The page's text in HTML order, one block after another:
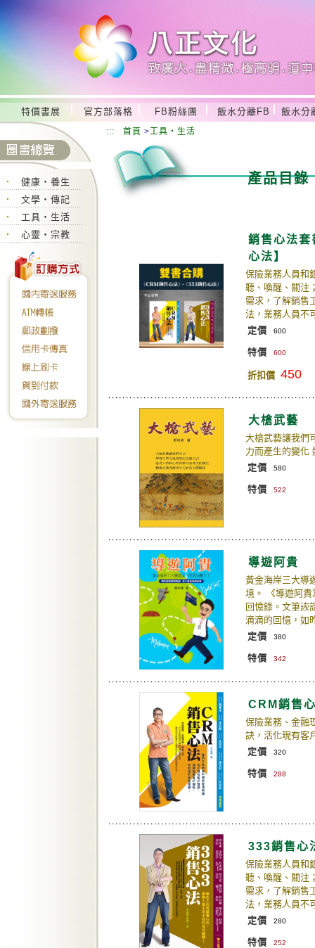
特價書展 官方部落格 FB粉絲團 飯水分離FB 飯水分
健康‧養生
文學‧傳記
工具‧生活
心靈‧宗教
::: 首頁 >工具‧生活
產品目錄
銷售心法
心法】
保險業務人員和
聽、喚醒、關注
需求，了解銷售
法，業務人員不
定價
600
特價 600
折扣價 450
大槍武藝
大槍武藝讓我們
力而產生的變化
定價
580
特價 522
導遊阿貴
黃金海岸三大導
境。 《導遊阿
回憶錄。文筆詼
滴滴的回憶，
定價
380
特價 342
CRM銷售
保險業務、金融
訣，活化現有客
定價
320
特價 288
333銷售心
保險業務人員和
聽、喚醒、關注
需求，了解銷售
法，業務人員不
定價
280
特價 252